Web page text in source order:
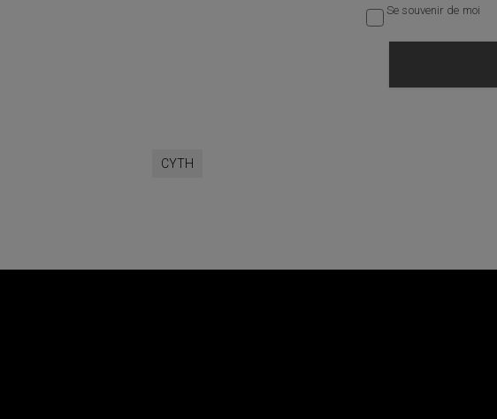
Se souvenir de moi
CYTH